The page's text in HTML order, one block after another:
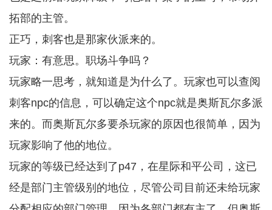
拓部的主管。
正巧，刺客也是那家伙派来的。
玩家：有意思。职场斗争吗？
玩家略一思考，就知道是为什么了。玩家也可以查阅
刺客npc的信息，可以确定这个npc就是奥斯瓦尔多派
来的。而奥斯瓦尔多要杀玩家的原因也很简单，因为
玩家影响了他的地位。
玩家的等级已经达到了p47，在星际和平公司，这已
经是部门主管级别的地位，尽管公司目前还未给玩家